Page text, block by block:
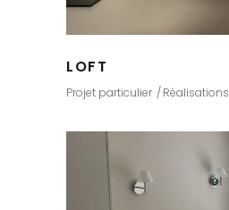
LOFT
Projet particulier Réalisations